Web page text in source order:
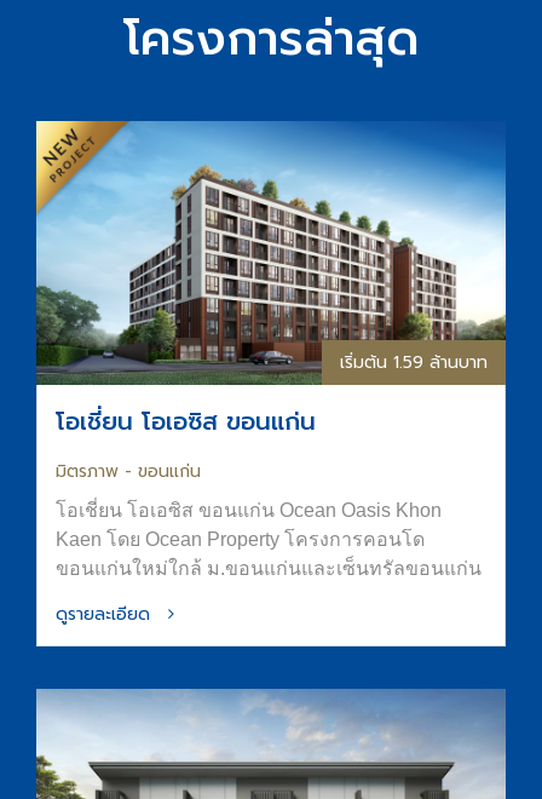
โครงการล่าสุด
เริ่มต้น 1.59 ล้านบาท
โอเชี่ยน โอเอซิส ขอนแก่น
มิตรภาพ - ขอนแก่น
โอเชี่ยน โอเอซิส ขอนแก่น Ocean Oasis Khon
Kaen โดย Ocean Property โครงการคอนโด
ขอนแก่นใหม่ใกล้ ม.ขอนแก่นและเซ็นทรัลขอนแก่น
พื้นที่อยู่อาศัยที่สงบ ร่มรื่น และมีความเป็นส่วนตัว
ฟิตเนส และ Co-Working Space การันตีที่จอดรถ
ทำเลใจกลางเมืองขอนแก่น ติดถนนมิตรภาพ เดิน
ดูรายละเอียด